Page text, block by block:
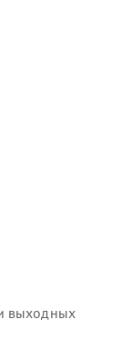
выходных